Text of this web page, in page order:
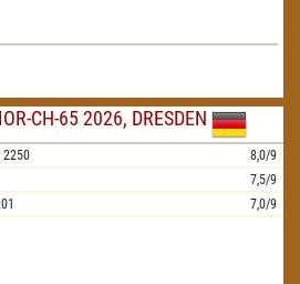
CH-65 2026, DRESDEN
2250
8,0/9
7,5/9
7,0/9